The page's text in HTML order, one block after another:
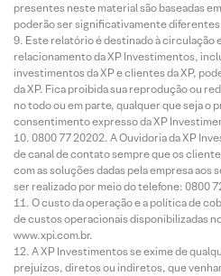
presentes neste material são baseadas
poderão ser significativamente
Este relatório é destinado à circulação
relacionamento da XP Investimentos,
investimentos da XP e clientes da XP,
da XP. Fica proibida sua reprodução ou
no todo ou em parte, qualquer que seja o
consentimento expresso da XP
0800 77 20202. A Ouvidoria da XP
de canal de contato sempre que os
com as soluções dadas pela empresa aos
ser realizado por meio do telefone: 0800
O custo da operação e a política de
de custos operacionais disponibilizadas
www.xpi.com.br.
A XP Investimentos se exime de
prejuízos, diretos ou indiretos, que